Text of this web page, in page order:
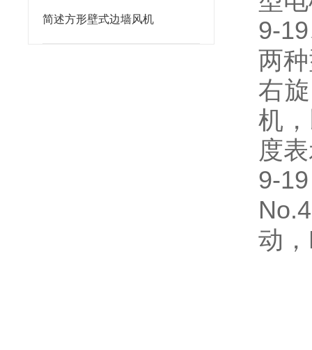
简述方形壁式边墙风机
9-
两
右
机
度
9-
动